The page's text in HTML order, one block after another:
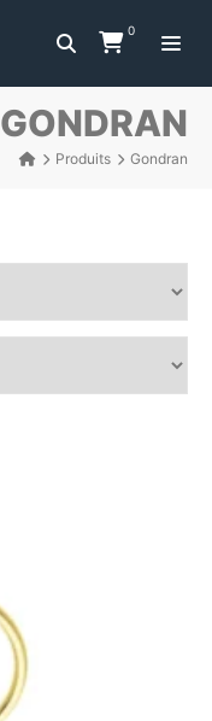
0
GONDRAN
Produits Gondran